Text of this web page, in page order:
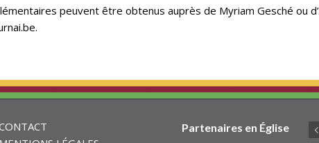
peuvent être obtenus auprès de Myriam Gesché ou
.
Partenaires en Église
PrécédentSuivant